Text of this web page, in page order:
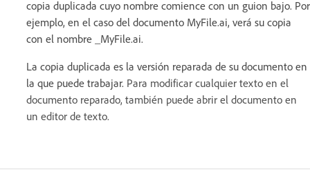
copia duplicada cuyo nombre comience con un guion bajo. Por
ejemplo, en el caso del documento MyFile.ai, verá su copia
con el nombre _MyFile.ai.
La copia duplicada es la versión reparada de su documento en
la que puede trabajar. Para modificar cualquier texto en el
documento reparado, también puede abrir el documento en
un editor de texto.